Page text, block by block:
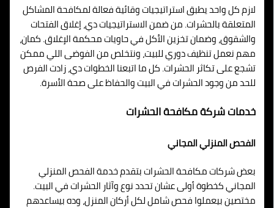
لازم كل واحد يطبق استراتيجيات وقائية فعالة لمكافحة المشاكل
المتعلقة بالحشرات. من ضمن الاستراتيجيات دي، إغلاق الفتحات
والشقوق، وضمان تخزين الأكل في حاويات محكمة الإغلاق. كمان،
مهم نعمل تنظيف دوري للبيت، ونتخلص من الفوضى اللي ممكن
تشجع على تكاثر الحشرات. كل ما اتبعنا الخطوات دي، زادت الفرص
للحد من وجود الحشرات في البيت والحفاظ على صحة الأسرة.
خدمات شركة مكافحة الحشرات
الفحص المنزلي المجاني
بعض شركات مكافحة الحشرات بتقدم خدمة الفحص المنزلي
المجاني كخطوة أولى عشان تحدد نوع وآثار الحشرات في البيت.
مختصين بيعملوا فحص شامل لكل أركان المنزل، وده بيساعدهم